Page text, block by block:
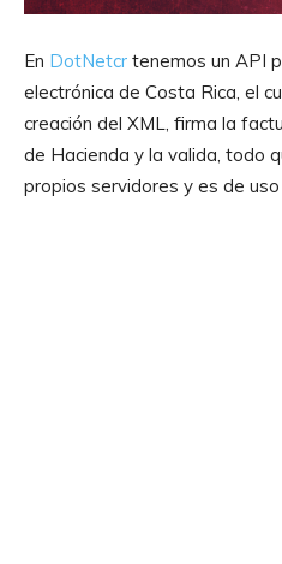
En DotNetcr tenemos un API
electrónica de Costa Rica, el
creación del XML, firma la
de Hacienda y la valida, todo
propios servidores y es de